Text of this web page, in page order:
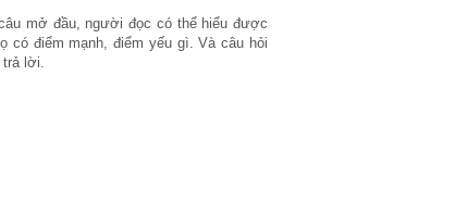
mở đầu, người đọc có thể hiểu được
có điểm mạnh, điểm yếu gì. Và câu hỏi
trả lời.